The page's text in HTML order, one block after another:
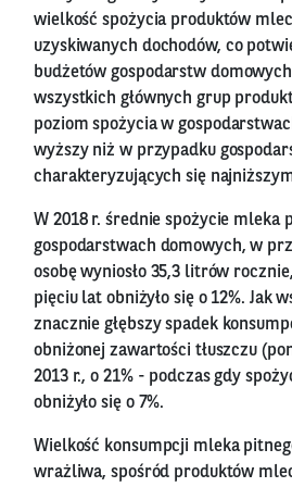
wielkość spożycia produktów
uzyskiwanych dochodów, co
budżetów gospodarstw
wszystkich głównych grup
poziom spożycia w
wyższy niż w przypadku
charakteryzujących się
W 2018 r. średnie spożycie mleka
gospodarstwach domowych, w
osobę wyniosło 35,3 litrów
pięciu lat obniżyło się o 12%. Jak
znacznie głębszy spadek
obniżonej zawartości tłuszczu
2013 r., o 21% - podczas gdy
obniżyło się o 7%.
Wielkość konsumpcji mleka
wrażliwa, spośród produktów